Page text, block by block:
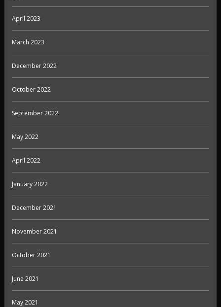
April 2023
March 2023
December 2022
October 2022
September 2022
May 2022
April 2022
January 2022
December 2021
November 2021
October 2021
June 2021
May 2021